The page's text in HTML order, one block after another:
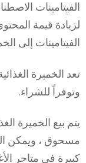
الفيتامينات
لزيادة قيمة
الفيتامينات إلى
تعد الخميرة
وتوفراً للشراء.
يتم بيع الخميرة
مسحوق ، ويمكن
كبيرة في متاجر